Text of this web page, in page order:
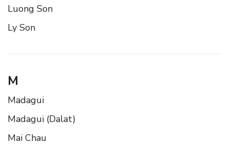
Luong Son
Ly Son
M
Madagui
Madagui (Dalat)
Mai Chau